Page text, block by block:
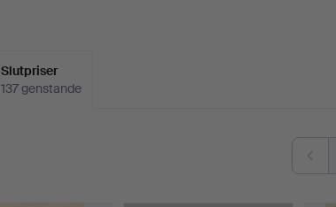
Slutpriser
137 genstande